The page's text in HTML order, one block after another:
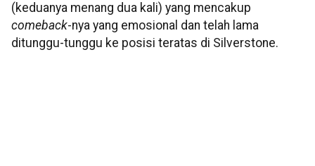
(keduanya menang dua kali) yang mencakup
comeback-nya yang emosional dan telah lama
ditunggu-tunggu ke posisi teratas di Silverstone.